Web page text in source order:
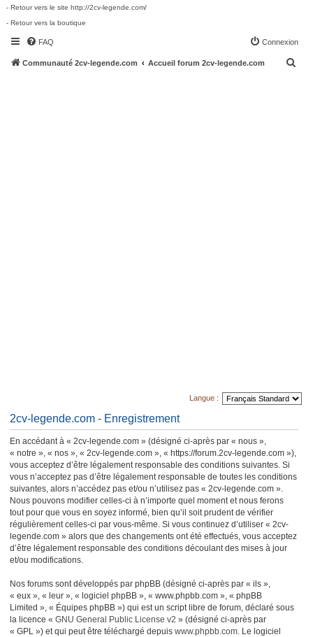
- Retour vers le site http://2cv-legende.com/
- Retour vers la boutique
FAQ Connexion
Communauté 2cv-legende.com Accueil forum 2cv-legende.com
Langue :
2cv-legende.com - Enregistrement
En accédant à « 2cv-legende.com » (désigné ci-après par « nous »,
« notre », « nos », « 2cv-legende.com », « https://forum.2cv-legende.com »),
vous acceptez d’être légalement responsable des conditions suivantes. Si
vous n’acceptez pas d’être légalement responsable de toutes les conditions
suivantes, alors n’accédez pas et/ou n’utilisez pas « 2cv-legende.com ».
Nous pouvons modifier celles-ci à n’importe quel moment et nous ferons
tout pour que vous en soyez informé, bien qu’il soit prudent de vérifier
régulièrement celles-ci par vous-même. Si vous continuez d’utiliser « 2cv-
legende.com » alors que des changements ont été effectués, vous acceptez
d’être légalement responsable des conditions découlant des mises à jour
et/ou modifications.
Nos forums sont développés par phpBB (désigné ci-après par « ils »,
« eux », « leur », « logiciel phpBB », « www.phpbb.com », « phpBB
Limited », « Équipes phpBB ») qui est un script libre de forum, déclaré sous
la licence « GNU General Public License v2 » (désigné ci-après par
« GPL ») et qui peut être téléchargé depuis www.phpbb.com. Le logiciel